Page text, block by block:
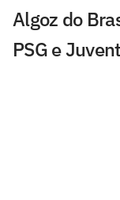
Algoz do
PSG e